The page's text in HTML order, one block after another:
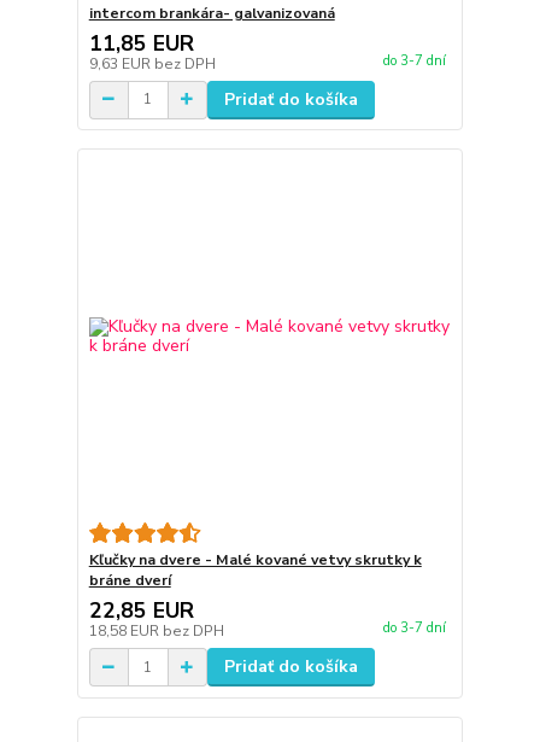
intercom brankára- galvanizovaná
11,85 EUR
9,63 EUR bez DPH do 3-7 dní
Pridať do košíka
Kľučky na dvere - Malé kované vetvy skrutky k
bráne dverí
22,85 EUR
18,58 EUR bez DPH do 3-7 dní
Pridať do košíka